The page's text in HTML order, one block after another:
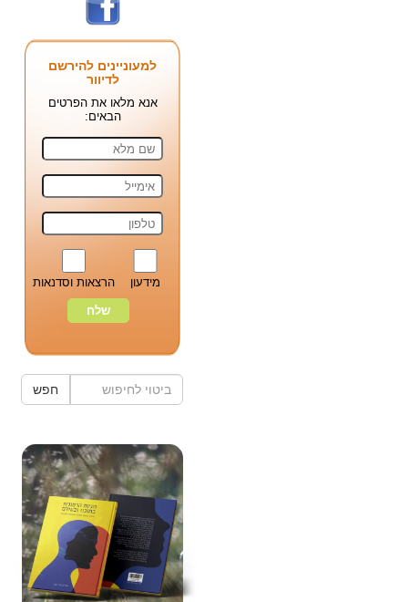
למעוניינים להירשם
לדיוור
אנא מלאו את הפרטים
הבאים:
מידעון הרצאות וסדנאות
חפש